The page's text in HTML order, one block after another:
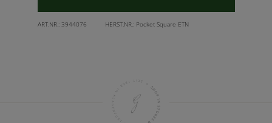
ART.NR.: 3944076 HERST.NR.: Pocket Square ETN